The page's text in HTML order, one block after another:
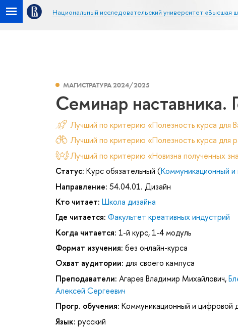
Национальный исследовательский университет «Высшая
МАГИСТРАТУРА 2024/2025
Семинар наставника.
Лучший по критерию «Полезность курса для
Лучший по критерию «Полезность курса для
Лучший по критерию «Новизна полученных
Статус: Курс обязательный (Коммуникационный и
Направление: 54.04.01. Дизайн
Кто читает: Школа дизайна
Где читается: Факультет креативных индустрий
Когда читается: 1-й курс, 1-4 модуль
Формат изучения: без онлайн-курса
Охват аудитории: для своего кампуса
Преподаватели: Агарев Владимир Михайлович,
Алексей Сергеевич
Прогр. обучения: Коммуникационный и цифровой
Язык: русский